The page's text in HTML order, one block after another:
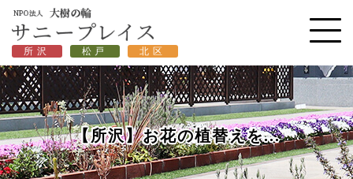
所沢 松戸 北区
【所沢】お花の植替えを...